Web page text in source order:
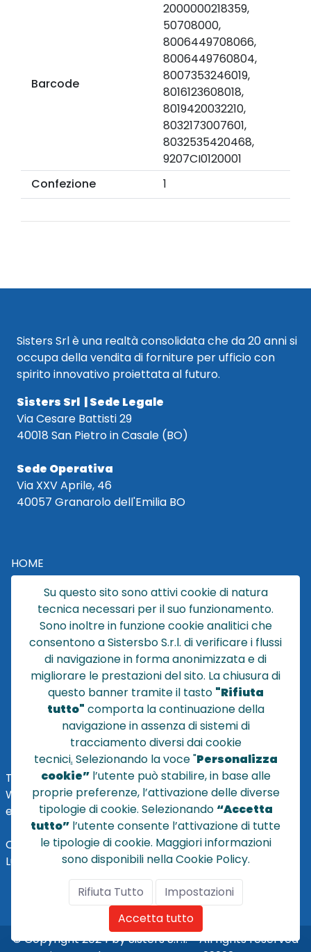
Barcode
2000000218359,
50708000,
8006449708066,
8006449760804,
8007353246019,
8016123608018,
8019420032210,
8032173007601,
8032535420468,
9207CI0120001
Confezione
1
Sisters Srl è una realtà consolidata che da 20 anni si
occupa della vendita di forniture per ufficio con
spirito innovativo proiettata al futuro.
Sisters Srl | Sede Legale
Via Cesare Battisti 29
40018 San Pietro in Casale (BO)
Sede Operativa
Via XXV Aprile, 46
40057 Granarolo dell'Emilia BO
HOME
CATALOGO
CHI SIAMO
NEWS
CONTATTACI
CONDIZIONI DI VENDITA
POLICY PRIVACY
NOTE LEGALI
TEL
+39 051 320210
WHATSAPP:+39345 7201724
eMai
vendite@sistersbo.it
Orari Uffici:
Lun - Ven: 08:30 - 18:00
© Copyright 2024 by Sisters S.r.l. - All rights reserved
Su questo sito sono attivi cookie di natura
tecnica necessari per il suo funzionamento.
Sono inoltre in funzione cookie analitici che
consentono a Sistersbo S.r.l. di verificare i flussi
di navigazione in forma anonimizzata e di
migliorare le prestazioni del sito. La chiusura di
questo banner tramite il tasto "Rifiuta
tutto" comporta la continuazione della
navigazione in assenza di sistemi di
tracciamento diversi dai cookie
tecnici. Selezionando la voce "Personalizza
cookie”l’utente può stabilire, in base alle
proprie preferenze, l’attivazione delle diverse
tipologie di cookie. Selezionando “Accetta
tutto” l’utente consente l’attivazione di tutte
le tipologie di cookie. Maggiori informazioni
sono disponibili nella Cookie Policy.
Rifiuta Tutto
Impostazioni
Accetta tutto